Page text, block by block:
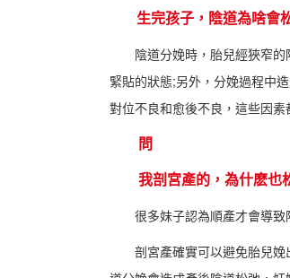
生完孩子，陰道為啥會
陰道分娩時，胎兒經狹窄的
緊貼的狀態;另外，分娩過程中
對位不良和愈後不良，這些因
問
我剖宮產的，為什麽也
很多妹子認為順產才會導致
剖宮產確實可以避免胎兒娩